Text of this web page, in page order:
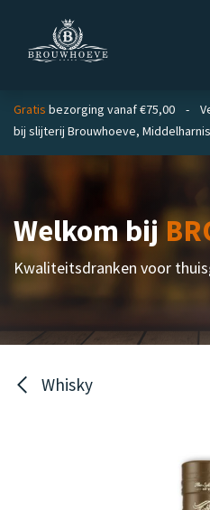
Gratis bezorging vanaf €75,00 -
bij slijterij Brouwhoeve, Middelharnis
Welkom bij
Kwaliteitsdranken voor
Whisky